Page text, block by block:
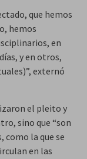
que hemos
hemos
en
y en otros,
externó
el pleito y
sino que “son
como la que se
en las